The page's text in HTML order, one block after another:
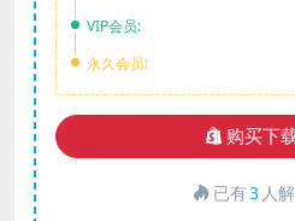
VIP会员:
永久会员:
购买下
已有3 人